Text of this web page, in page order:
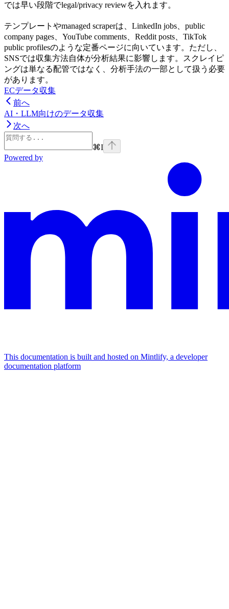
では早い段階でlegal/privacy reviewを入れます。
テンプレートやmanaged scraperは、LinkedIn jobs、public
company pages、YouTube comments、Reddit posts、TikTok
public profilesのような定番ページに向いています。ただし、
SNSでは収集方法自体が分析結果に影響します。スクレイピ
ングは単なる配管ではなく、分析手法の一部として扱う必要
があります。
ECデータ収集
前へ
AI・LLM向けのデータ収集
次へ
⌘I
Powered by
This documentation is built and hosted on Mintlify, a developer
documentation platform